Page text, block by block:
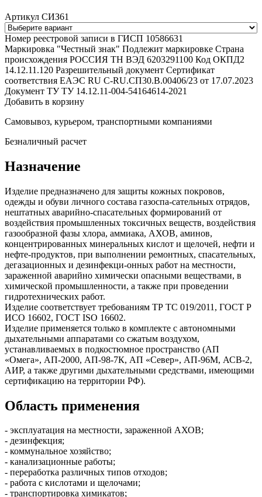
Артикул СИЗ61
Номер реестровой записи в ГИСП 10586631
Маркировка "Честный знак" Подлежит маркировке Страна
происхождения РОССИЯ ТН ВЭД 6203291100 Код ОКПД2
14.12.11.120 Разрешительный документ Сертификат
соответствия ЕАЭС RU С-RU.СП30.В.00406/23 от 17.07.2023
Документ ТУ ТУ 14.12.11-004-54164614-2021
Добавить в корзину
Самовывоз, курьером, транспортными компаниями
Безналичный расчет
Назначение
Изделие предназначено для защиты кожных покровов,
одежды и обуви личного состава газоспа-сательных отрядов,
нештатных аварийно-спасательных формирований от
воздействия промышленных токсичных веществ, воздействия
газообразной фазы хлора, аммиака, АХОВ, аминов,
концентрированных минеральных кислот и щелочей, нефти и
нефте-продуктов, при выполнении ремонтных, спасательных,
дегазационных и дезинфекци-онных работ на местности,
зараженной аварийно химически опасными веществами, в
химической промышленности, а также при проведении
гидротехнических работ.
Изделие соответствует требованиям ТР ТС 019/2011, ГОСТ Р
ИСО 16602, ГОСТ ISO 16602.
Изделие применяется только в комплекте с автономными
дыхательными аппаратами со сжатым воздухом,
устанавливаемых в подкостюмное пространство (АП
«Омега», АП-2000, АП-98-7К, АП «Север», АП-96М, АСВ-2,
АИР, а также другими дыхательными средствами, имеющими
сертификацию на территории РФ).
Область применения
- эксплуатация на местности, зараженной АХОВ;
- дезинфекция;
- коммунальное хозяйство;
- канализационные работы;
- переработка различных типов отходов;
- работа с кислотами и щелочами;
- транспортировка химикатов;